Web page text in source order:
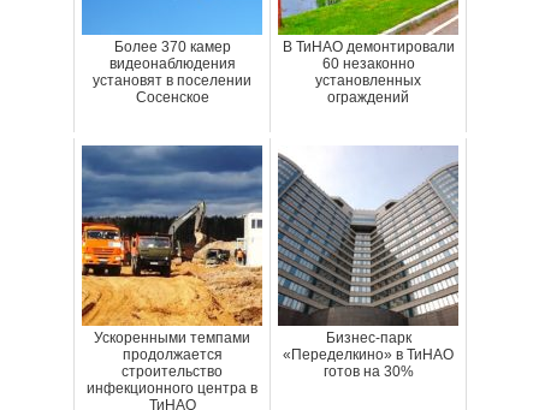
Более 370 камер
видеонаблюдения
установят в поселении
Сосенское
В ТиНАО демонтировали
60 незаконно
установленных
ограждений
Ускоренными темпами
продолжается
строительство
инфекционного центра в
ТиНАО
Бизнес-парк
«Переделкино» в ТиНАО
готов на 30%